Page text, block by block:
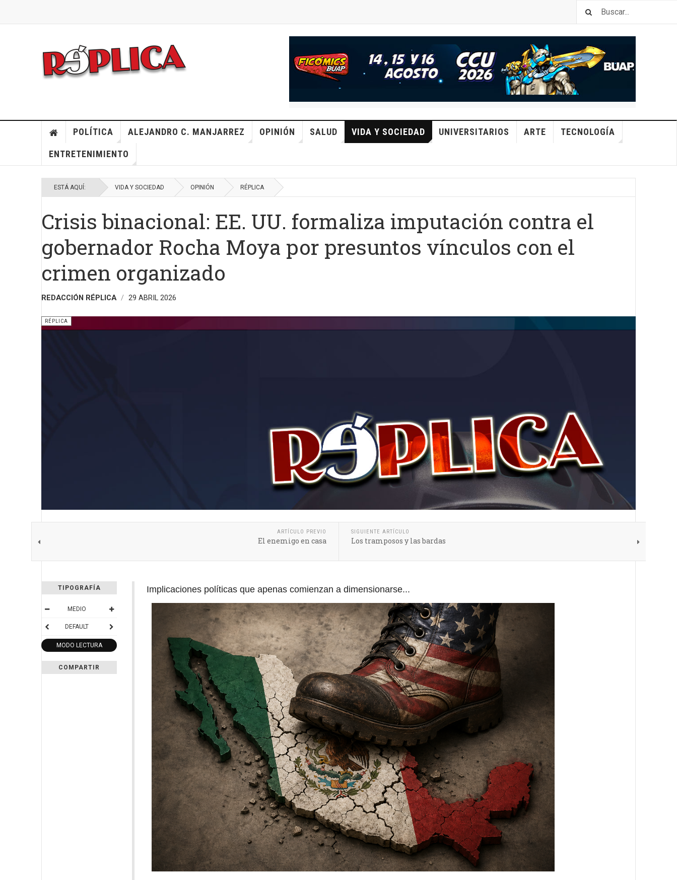
POLÍTICA ALEJANDRO C. MANJARREZ OPINIÓN SALUD VIDA Y SOCIEDAD UNIVERSITARIOS ARTE TECNOLOGÍA
ENTRETENIMIENTO
ESTÁ AQUÍ: VIDA Y SOCIEDAD OPINIÓN RÉPLICA
Crisis binacional: EE. UU. formaliza imputación contra el
gobernador Rocha Moya por presuntos vínculos con el
crimen organizado
REDACCIÓN RÉPLICA 29 ABRIL 2026
RÉPLICA
ARTÍCULO PREVIO
El enemigo en casa
SIGUIENTE ARTÍCULO
Los tramposos y las bardas
TIPOGRAFÍA
MEDIO
DEFAULT
MODO LECTURA
COMPARTIR
Implicaciones políticas que apenas comienzan a dimensionarse...